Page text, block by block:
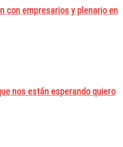
con empresarios y plenario en
nos están esperando quiero